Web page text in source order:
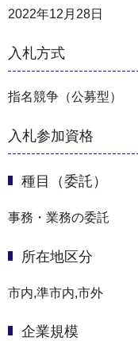
2022年12月28日
入札方式
指名競争（公募型）
入札参加資格
種目（委託）
事務・業務の委託
所在地区分
市内,準市内,市外
企業規模